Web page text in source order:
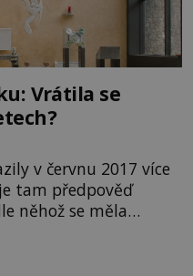
Vrátila se
v červnu 2017 více
tam předpověď
něhož se měla
zjevit Panna Marie.
část davu začala